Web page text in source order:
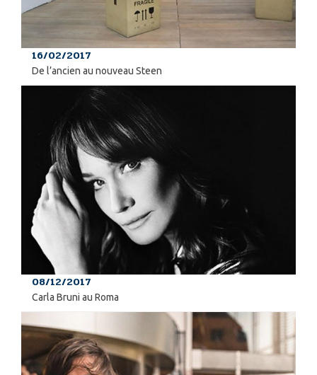
16/02/2017
De l’ancien au nouveau Steen
08/12/2017
Carla Bruni au Roma